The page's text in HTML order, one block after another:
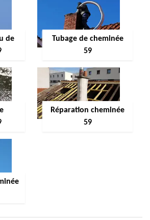
de
Tubage de cheminée
59
Réparation cheminée
59